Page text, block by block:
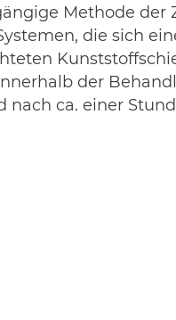
Methode
die sich
der
nach ca. einer